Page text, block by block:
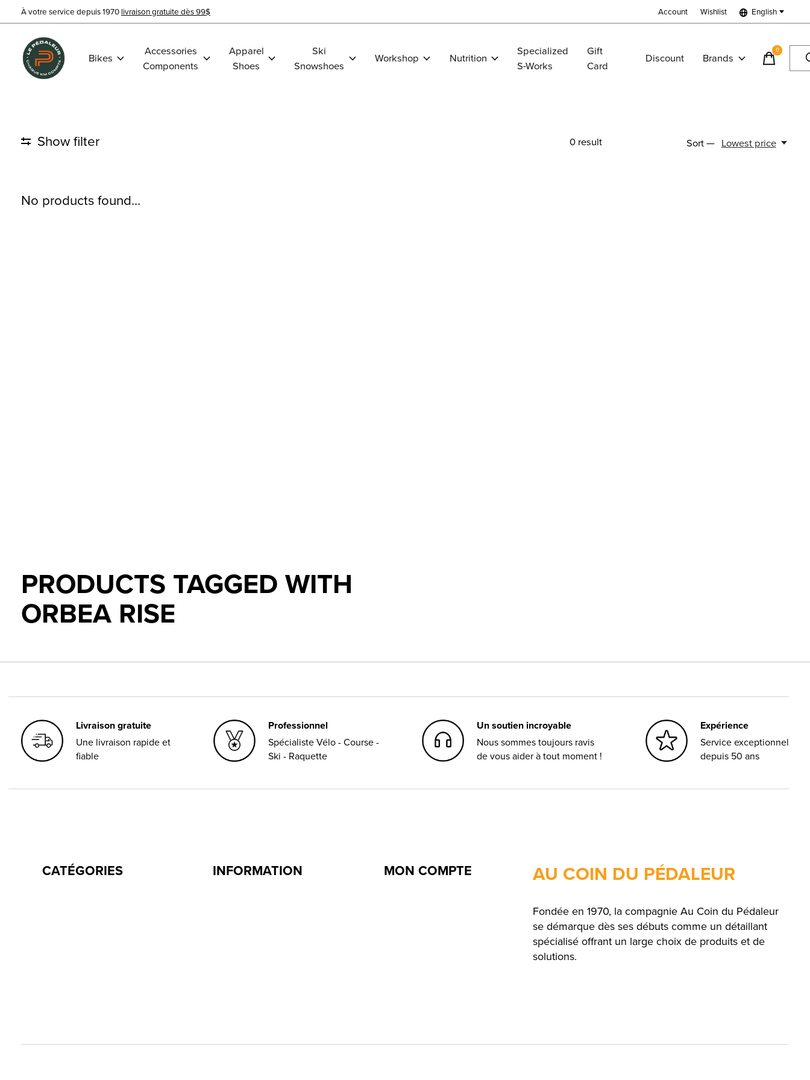
À votre service depuis 1970 livraison gratuite dès 99$ Account Wishlist English
Bikes
Accessories
Components
Apparel
Shoes
Ski
Snowshoes
Workshop Nutrition
Specialized
S-Works
Gift
Card
Discount Brands
0items
Show filter 0result Sort — Lowest price
No products found...
PRODUCTS TAGGED WITH
ORBEA RISE
Livraison gratuite
Une livraison rapide et
fiable
Professionnel
Spécialiste Vélo - Course -
Ski - Raquette
Un soutien incroyable
Nous sommes toujours ravis
de vous aider à tout moment !
Expérience
Service exceptionnel
depuis 50 ans
CATÉGORIES INFORMATION MON COMPTE AU COIN DU PÉDALEUR
Fondée en 1970, la compagnie Au Coin du Pédaleur
se démarque dès ses débuts comme un détaillant
spécialisé offrant un large choix de produits et de
solutions.